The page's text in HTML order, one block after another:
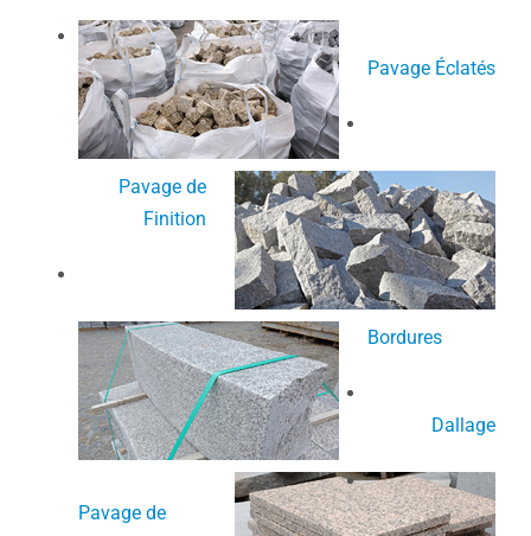
Pavage Éclatés
Pavage de
Finition
Bordures
Dallage
Pavage de